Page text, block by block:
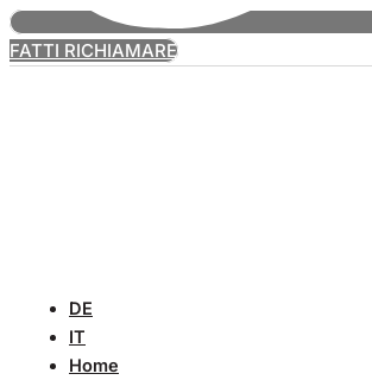
FATTI RICHIAMARE
DE
IT
Home